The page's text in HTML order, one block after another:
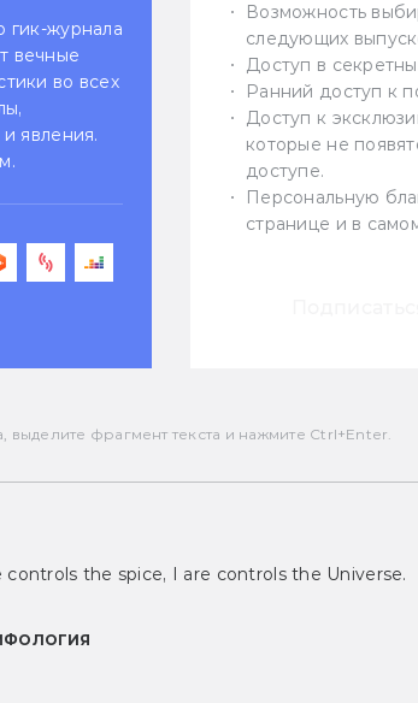
гик-журнала
вечные
во всех
явления.
Возможность
следующих
Доступ в
Ранний доступ к
Доступ к
которые не
доступе.
Персональную
странице и в
выделите фрагмент текста и нажмите Ctrl+Enter.
the spice, I are controls the Universe.